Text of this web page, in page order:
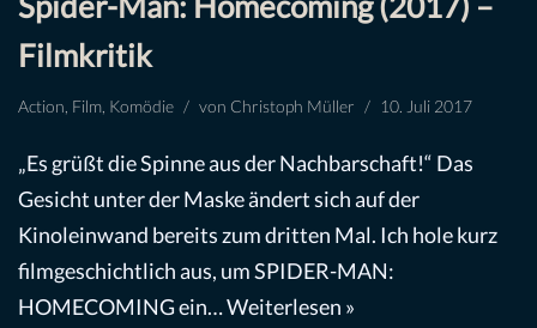
Filmkritik
Action, Film, Komödie von Christoph Müller 10. Juli 2017
„Es grüßt die Spinne aus der Nachbarschaft!“ Das
Gesicht unter der Maske ändert sich auf der
Kinoleinwand bereits zum dritten Mal. Ich hole kurz
filmgeschichtlich aus, um SPIDER-MAN:
HOMECOMING ein…Weiterlesen »